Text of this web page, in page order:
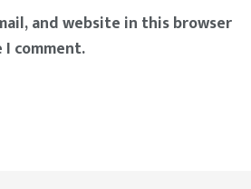
and website in this browser
comment.